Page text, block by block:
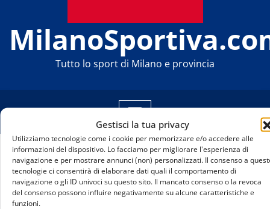
Gestisci la tua privacy
Utilizziamo tecnologie come i cookie per memorizzare e/o accedere alle
informazioni del dispositivo. Lo facciamo per migliorare l'esperienza di
navigazione e per mostrare annunci (non) personalizzati. Il consenso a
tecnologie ci consentirà di elaborare dati quali il comportamento di
navigazione o gli ID univoci su questo sito. Il mancato consenso o la revoca
del consenso possono influire negativamente su alcune caratteristiche e
funzioni.
Tutto lo sport di Milano e provincia
Home
Milano Cortina 2026: Il Villaggio Olimpico diventa
simbolo di sostenibilità e rigenerazione urbana